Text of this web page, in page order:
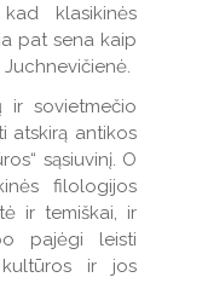
klasikinės
pat sena kaip
Juchnevičienė.
ir sovietmečio
atskirą antikos
sąsiuvinį. O
filologijos
ir temiškai, ir
pajėgi leisti
kultūros ir jos